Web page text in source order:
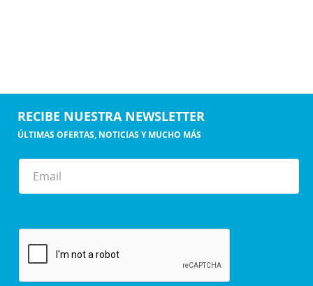
RECIBE NUESTRA NEWSLETTER
ÚLTIMAS OFERTAS, NOTICIAS Y MUCHO MÁS